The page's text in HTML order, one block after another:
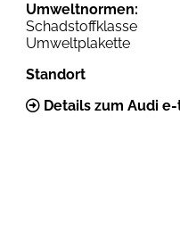
Umweltnormen:
Schadstoffklasse
Umweltplakette
Standort
Details zum Audi